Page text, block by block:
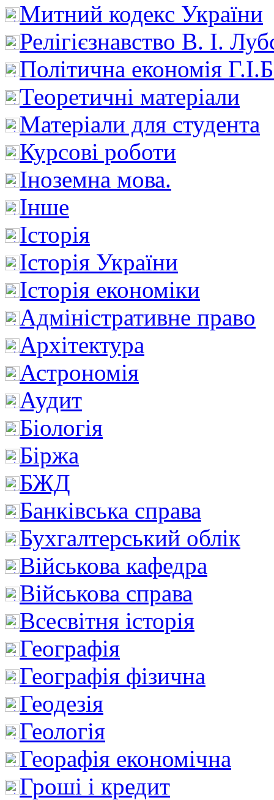
Митний кодекс України
Релігієзнавство В. І.
Політична економія
Теоретичні матеріали
Матеріали для студента
Курсові роботи
Іноземна мова.
Інше
Історія
Історія України
Історія економіки
Адміністративне право
Архітектура
Астрономія
Аудит
Біологія
Біржа
БЖД
Банківська справа
Бухгалтерський облік
Військова кафедра
Військова справа
Всесвітня історія
Географія
Географія фізична
Геодезія
Геологія
Георафія економічна
Гроші і кредит